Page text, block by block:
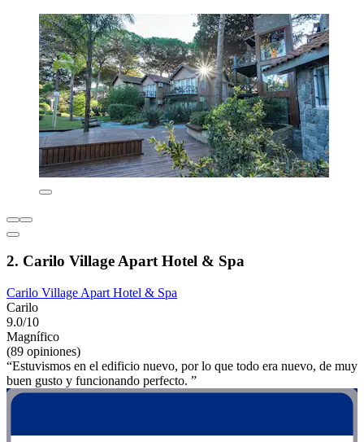
2. Carilo Village Apart Hotel & Spa
Carilo Village Apart Hotel & Spa
Carilo
9.0/10
Magnífico
(89 opiniones)
“Estuvismos en el edificio nuevo, por lo que todo era nuevo, de muy
buen gusto y funcionando perfecto. ”